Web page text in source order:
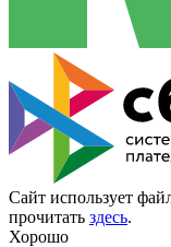
Сайт использует
прочитать здесь.
Хорошо